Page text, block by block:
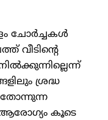
ചോര്‍ച്ചകള്‍
വീടിന്റെ
ശ്രദ്ധ
ആരോഗ്യം കൂടെ